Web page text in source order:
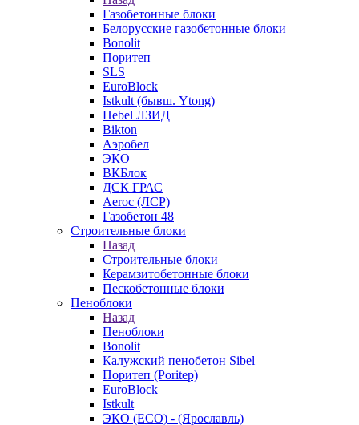
Газобетонные блоки
Белорусские газобетонные блоки
Bonolit
Поритеп
SLS
EuroBlock
Istkult (бывш. Ytong)
Hebel ЛЗИД
Bikton
Аэробел
ЭКО
ВКБлок
ДСК ГРАС
Aeroc (ЛСР)
Газобетон 48
Строительные блоки
Назад
Строительные блоки
Керамзитобетонные блоки
Пескобетонные блоки
Пеноблоки
Назад
Пеноблоки
Bonolit
Калужский пенобетон Sibel
Поритеп (Poritep)
EuroBlock
Istkult
ЭКО (ECO) - (Ярославль)